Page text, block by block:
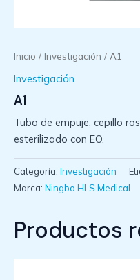
Inicio / Investigación / A1
Investigación
A1
Tubo de empuje, cepillo
esterilizado con EO.
Categoría: Investigación
Marca: Ningbo HLS Medical
Productos